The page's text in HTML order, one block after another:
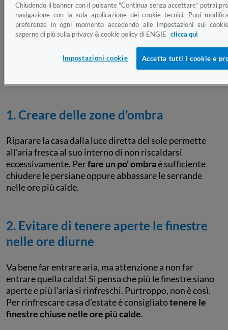
L’arrivo del caldo significa poter godere di lunghe e
soleggiate giornate, ma anche di notti insonni a causa
dell’afa. Ilclimatizzatore d’ariaè di certo la soluzione
più efficace ed immediata per combattere le alte
temperature, ma non è l’unico rimedio per avere una
casa più fresca.
1. Creare delle zone d’ombra
Riparare la casa dalla luce diretta del sole permette
all’aria fresca al suo interno di non riscaldarsi
eccessivamente. Perfare un po’ ombraè sufficiente
chiudere le persiane oppure abbassare le serrande
nelle ore più calde.
2. Evitare di tenere aperte le finestre
nelle ore diurne
Va bene far entrare aria, ma attenzione a non far
entrare quella calda! Si pensa che più le finestre siano
aperte e più l’aria si rinfreschi. Purtroppo, non è così.
Per rinfrescare casa d’estate è consigliatotenere le
finestre chiuse nelle ore più calde.
Chiudendo il banner con il pulsante "Continua senza accettare" potrai
navigazione con la sola applicazione dei cookie tecnici. Puoi
preferenze in ogni momento accedendo alle impostazioni sui
saperne di più sulla privacy & cookie policy di ENGIE clicca qui
Impostazioni cookie Accetta tutti i cookie e